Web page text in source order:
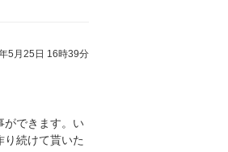
5月25日 16時39分
ができます。い
続けて貰いた